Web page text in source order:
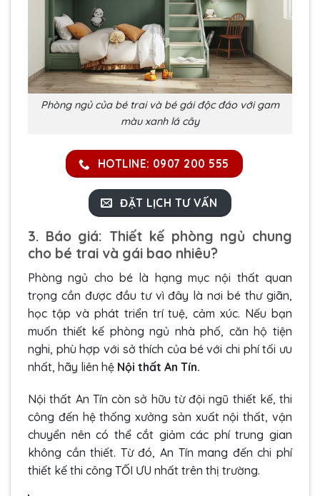
Phòng ngủ của bé trai và bé gái độc đáo với gam
màu xanh lá cây
HOTLINE: 0907 200 555
ĐẶT LỊCH TƯ VẤN
3. Báo giá: Thiết kế phòng ngủ chung
cho bé trai và gái bao nhiêu?
Phòng ngủ cho bé là hạng mục nội thất quan
trọng cần được đầu tư vì đây là nơi bé thư giãn,
học tập và phát triển trí tuệ, cảm xúc. Nếu bạn
muốn thiết kế phòng ngủ nhà phố, căn hộ tiện
nghi, phù hợp với sở thích của bé với chi phí tối ưu
nhất, hãy liên hệ Nội thất An Tín.
Nội thất An Tín còn sở hữu từ đội ngũ thiết kế, thi
công đến hệ thống xưởng sản xuất nội thất, vận
chuyển nên có thể cắt giảm các phí trung gian
không cần thiết. Từ đó, An Tín mang đến chi phí
thiết kế thi công TỐI ƯU nhất trên thị trường.